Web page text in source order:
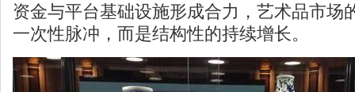
资金与平台基础设施形成合力，艺术品市场
一次性脉冲，而是结构性的持续增长。